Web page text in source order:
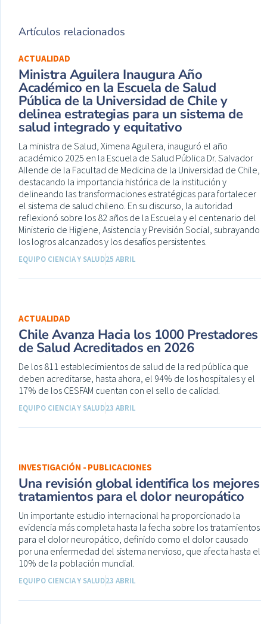
Artículos relacionados
ACTUALIDAD
Ministra Aguilera Inaugura Año
Académico en la Escuela de Salud
Pública de la Universidad de Chile y
delinea estrategias para un sistema de
salud integrado y equitativo
La ministra de Salud, Ximena Aguilera, inauguró el año
académico 2025 en la Escuela de Salud Pública Dr. Salvador
Allende de la Facultad de Medicina de la Universidad de Chile,
destacando la importancia histórica de la institución y
delineando las transformaciones estratégicas para fortalecer
el sistema de salud chileno. En su discurso, la autoridad
reflexionó sobre los 82 años de la Escuela y el centenario del
Ministerio de Higiene, Asistencia y Previsión Social, subrayando
los logros alcanzados y los desafíos persistentes.
EQUIPO CIENCIA Y SALUD25 ABRIL
ACTUALIDAD
Chile Avanza Hacia los 1000 Prestadores
de Salud Acreditados en 2026
De los 811 establecimientos de salud de la red pública que
deben acreditarse, hasta ahora, el 94% de los hospitales y el
17% de los CESFAM cuentan con el sello de calidad.
EQUIPO CIENCIA Y SALUD23 ABRIL
INVESTIGACIÓN - PUBLICACIONES
Una revisión global identifica los mejores
tratamientos para el dolor neuropático
Un importante estudio internacional ha proporcionado la
evidencia más completa hasta la fecha sobre los tratamientos
para el dolor neuropático, definido como el dolor causado
por una enfermedad del sistema nervioso, que afecta hasta el
10% de la población mundial.
EQUIPO CIENCIA Y SALUD23 ABRIL